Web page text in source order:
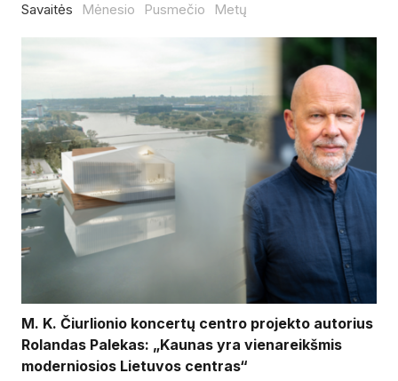
Savaitės Mėnesio Pusmečio Metų
M. K. Čiurlionio koncertų centro projekto autorius
Rolandas Palekas: „Kaunas yra vienareikšmis
moderniosios Lietuvos centras“